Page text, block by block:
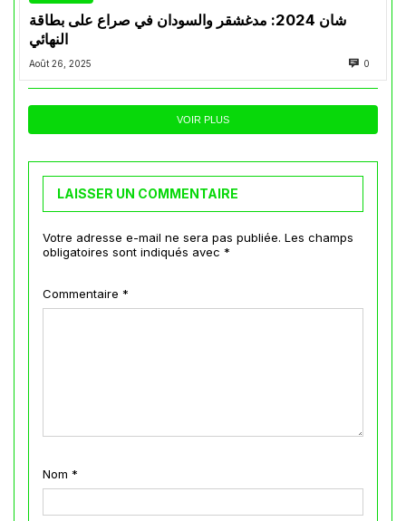
شان 2024: مدغشقر والسودان في صراع على بطاقة
النهائي
Août 26, 2025 0
VOIR PLUS
LAISSER UN COMMENTAIRE
Votre adresse e-mail ne sera pas publiée. Les champs
obligatoires sont indiqués avec *
Commentaire *
Nom *